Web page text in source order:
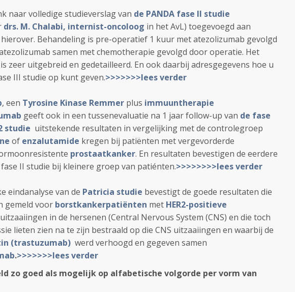
naar volledige studieverslag van de PANDA fase II studie
drs. M. Chalabi, internist-oncoloog in het AvL) toegevoegd aan
Behandeling is pre-operatief 1 kuur met atezolizumab gevolgd
samen met chemotherapie gevolgd door operatie. Het
zeer uitgebreid en gedetailleerd. En ook daarbij adresgegevens hoe u
III studie op kunt geven.>>>>>>>lees verder
, een Tyrosine Kinase Remmer plus immuuntherapie
geeft ook in een tussenevaluatie na 1 jaar follow-up van de fase
studie uitstekende resultaten in vergelijking metde controlegroep
of enzalutamide kregen bij patiënten met vergevorderde
prostaatkanker. En resultaten bevestigen de eerdere
II studie bij kleinere groep van patiénten.>>>>>>>>lees verder
eindanalyse van de Patricia studie bevestigt de goede resultaten die
gemeld voor borstkankerpatiënten met HER2-positieve
in de hersenen (Central Nervous System (CNS) en die toch
lieten zien na te zijn bestraald op die CNS uitzaaiingen en waarbij de
(trastuzumab) werd verhoogd en gegeven samen
.>>>>>>>lees verder
zo goed als mogelijk op alfabetische volgorde per vorm van